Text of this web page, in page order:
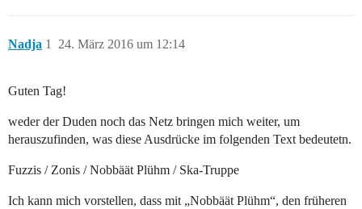
Nadja 24. März 2016 um 12:14
1
Guten Tag!
weder der Duden noch das Netz bringen mich weiter, um
herauszufinden, was diese Ausdrücke im folgenden Text bedeutetn.
Fuzzis / Zonis / Nobbäät Plühm / Ska-Truppe
Ich kann mich vorstellen, dass mit „Nobbäät Plühm“, den früheren